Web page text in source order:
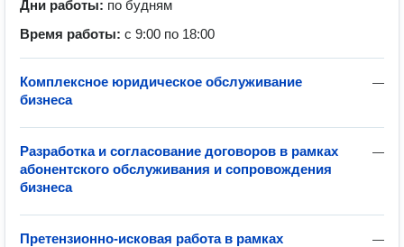
Дни работы: по будням
Время работы: с 9:00 по 18:00
—
Комплексное юридическое обслуживание
бизнеса
—
Разработка и согласование договоров в рамках
абонентского обслуживания и сопровождения
бизнеса
—
Претензионно-исковая работа в рамках